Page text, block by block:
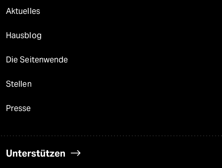
Aktuelles
Hausblog
Die Seitenwende
Stellen
Presse
Unterstützen